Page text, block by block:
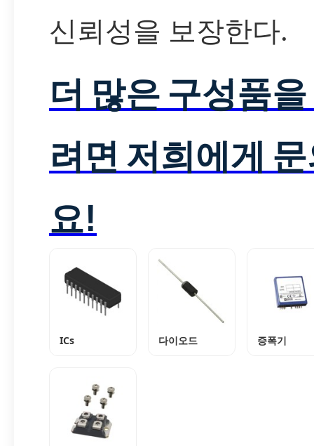
신뢰성을 보장한다.
더 많은 구성품
려면 저희에게
요!
ICs 다이오드 증폭기